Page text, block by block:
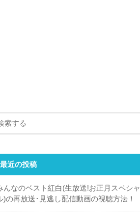
最近の投稿
んなのベスト紅白(生放送!お正月スペシャ
)の再放送･見逃し配信動画の視聴方法！